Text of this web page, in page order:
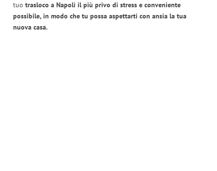
tuo trasloco a Napoli il più privo di stress e conveniente
possibile, in modo che tu possa aspettarti con ansia la tua
nuova casa.